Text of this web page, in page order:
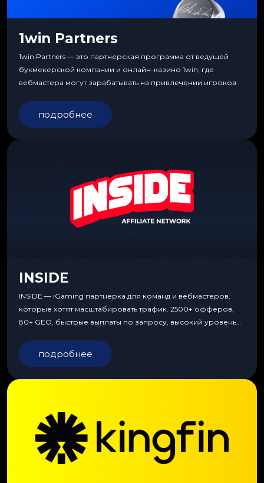
1win Partners
1win Partners — это партнерская программа от ведущей
букмекерской компании и онлайн-казино 1win, где
вебмастера могут зарабатывать на привлечении игроков.
подробнее
INSIDE
INSIDE — iGaming партнерка для команд и вебмастеров,
которые хотят масштабировать трафик. 2500+ офферов,
80+ GEO, быстрые выплаты по запросу, высокий уровень
подробнее